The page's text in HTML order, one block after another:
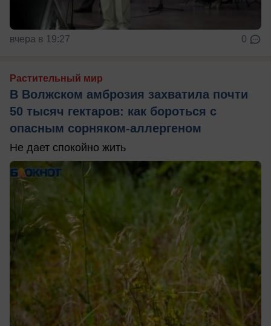
вчера в 19:27 0
Растительный мир
В Волжском амброзия захватила почти
50 тысяч гектаров: как бороться с
опасным сорняком-аллергеном
Не дает спокойно жить